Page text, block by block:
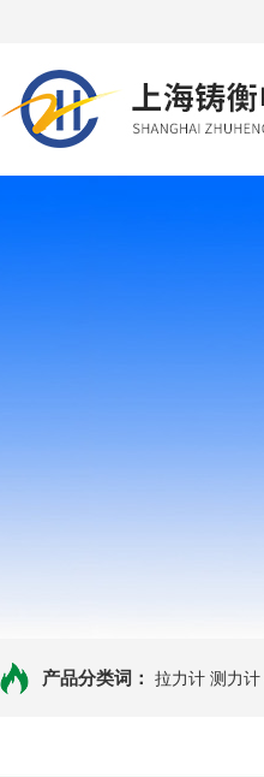
产品分类词： 拉力计 测力计